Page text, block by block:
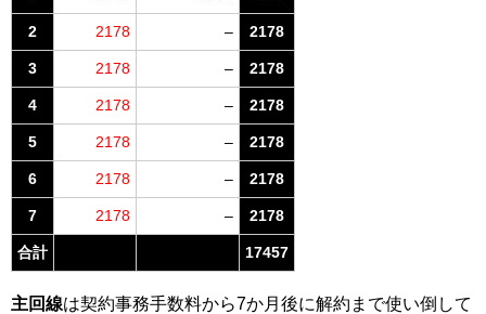
2 2178 – 2178
3 2178 – 2178
4 2178 – 2178
5 2178 – 2178
6 2178 – 2178
7 2178 – 2178
合計 17457
主回線は契約事務手数料から7か月後に解約まで使い倒して